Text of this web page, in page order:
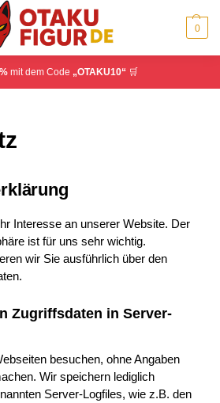
0
mit dem Code „OTAKU10“ 🛒
Interesse an unserer Website. Der
ist für uns sehr wichtig.
wir Sie ausführlich über den
Zugriffsdaten in Server-
besuchen, ohne Angaben
Wir speichern lediglich
Server-Logfiles, wie z.B. den